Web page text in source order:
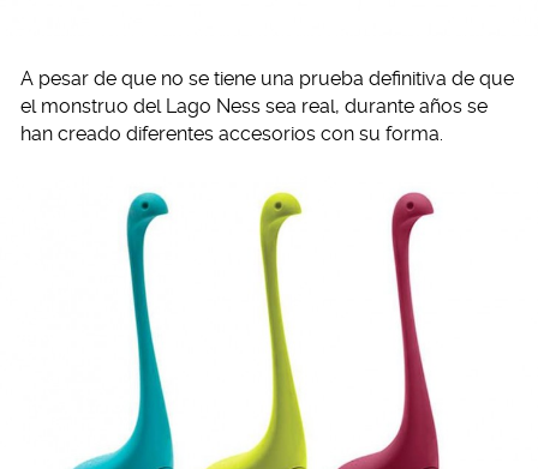
A pesar de que no se tiene una prueba definitiva de que
el monstruo del Lago Ness sea real, durante años se
han creado diferentes accesorios con su forma.